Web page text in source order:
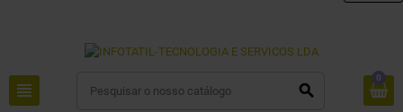
view_headline search
0